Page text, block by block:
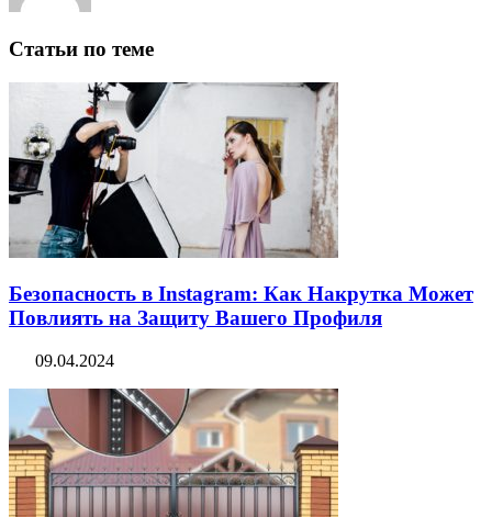
Статьи по теме
Безопасность в Instagram: Как Накрутка Может
Повлиять на Защиту Вашего Профиля
09.04.2024